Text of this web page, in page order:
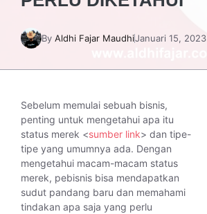
By Aldhi Fajar MaudhiJanuari 15, 2023
Sebelum memulai sebuah bisnis,
penting untuk mengetahui apa itu
status merek <sumber link> dan tipe-
tipe yang umumnya ada. Dengan
mengetahui macam-macam status
merek, pebisnis bisa mendapatkan
sudut pandang baru dan memahami
tindakan apa saja yang perlu